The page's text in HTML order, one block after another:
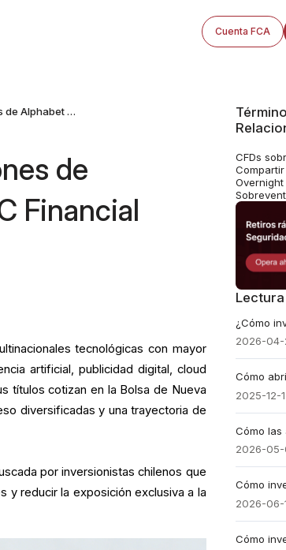
Cuenta FCA
Cómo invertir en las acciones de Alphabet en Chile con EBC Financial Group
de
Financial
tecnológicas con mayor
artificial, publicidad digital, cloud
títulos cotizan en la Bolsa de Nueva
diversificadas y una trayectoria de
por inversionistas chilenos que
y reducir la exposición exclusiva a la
CFDs
Compartir
Overnight
2026-04-
2025-12-
2026-05-
2026-06-